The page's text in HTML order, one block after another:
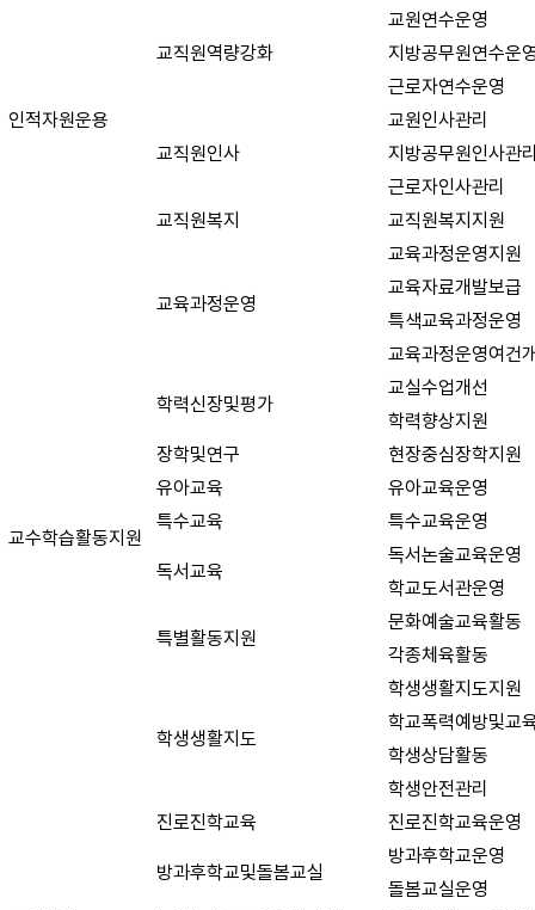
인적자원운용
교직원역량강화
교원연수운영
지방공무원연수운
근로자연수운영
교직원인사
교원인사관리
지방공무원인사관
근로자인사관리
교직원복지
교직원복지지원
교수학습활동지원
교육과정운영
교육과정운영지원
교육자료개발보급
특색교육과정운영
교육과정운영여건
학력신장및평가
교실수업개선
학력향상지원
장학및연구
현장중심장학지원
유아교육
유아교육운영
특수교육
특수교육운영
독서교육
독서논술교육운영
학교도서관운영
특별활동지원
문화예술교육활동
각종체육활동
학생생활지도
학생생활지도지원
학교폭력예방및교
학생상담활동
학생안전관리
진로진학교육
진로진학교육운영
방과후학교및돌봄교실
방과후학교운영
돌봄교실운영